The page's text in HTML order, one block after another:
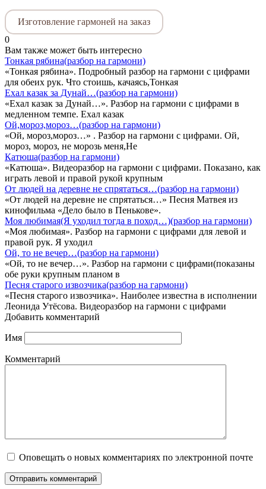
Изготовление гармоней на заказ
0
Вам также может быть интересно
Тонкая рябина(разбор на гармони)
«Тонкая рябина». Подробный разбор на гармони с цифрами
для обеих рук. Что стоишь, качаясь,Тонкая
Ехал казак за Дунай…(разбор на гармони)
«Ехал казак за Дунай…». Разбор на гармони с цифрами в
медленном темпе. Ехал казак
Ой,мороз,мороз…(разбор на гармони)
«Ой, мороз,мороз…» . Разбор на гармони с цифрами. Ой,
мороз, мороз, не морозь меня,Не
Катюша(разбор на гармони)
«Катюша». Видеоразбор на гармони с цифрами. Показано, как
играть левой и правой рукой крупным
От людей на деревне не спрятаться…(разбор на гармони)
«От людей на деревне не спрятаться…» Песня Матвея из
кинофильма «Дело было в Пенькове».
Моя любимая(Я уходил тогда в поход…)(разбор на гармони)
«Моя любимая». Разбор на гармони с цифрами для левой и
правой рук. Я уходил
Ой, то не вечер…(разбор на гармони)
«Ой, то не вечер…». Разбор на гармони с цифрами(показаны
обе руки крупным планом в
Песня старого извозчика(разбор на гармони)
«Песня старого извозчика». Наиболее известна в исполнении
Леонида Утёсова. Видеоразбор на гармони с цифрами
Добавить комментарий
Имя
Комментарий
Оповещать о новых комментариях по электронной почте